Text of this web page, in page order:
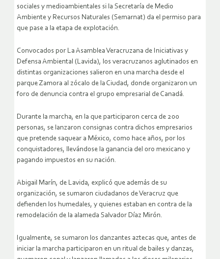
sociales y medioambientales si la Secretaría de Medio
Ambiente y Recursos Naturales (Semarnat) da el permiso para
que pase a la etapa de explotación.
Convocados por La Asamblea Veracruzana de Iniciativas y
Defensa Ambiental (Lavida), los veracruzanos aglutinados en
distintas organizaciones salieron en una marcha desde el
parque Zamora al zócalo de la Ciudad, donde organizaron un
foro de denuncia contra el grupo empresarial de Canadá.
Durante la marcha, en la que participaron cerca de 200
personas, se lanzaron consignas contra dichos empresarios
que pretende saquear a México, como hace años, por los
conquistadores, llevándose la ganancia del oro mexicano y
pagando impuestos en su nación.
Abigail Marín, de Lavida, explicó que además de su
organización, se sumaron ciudadanos de Veracruz que
defienden los humedales, y quienes estaban en contra de la
remodelación de la alameda Salvador Díaz Mirón.
Igualmente, se sumaron los danzantes aztecas que, antes de
iniciar la marcha participaron en un ritual de bailes y danzas,